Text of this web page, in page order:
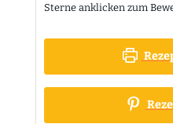
Sterne anklicken zum